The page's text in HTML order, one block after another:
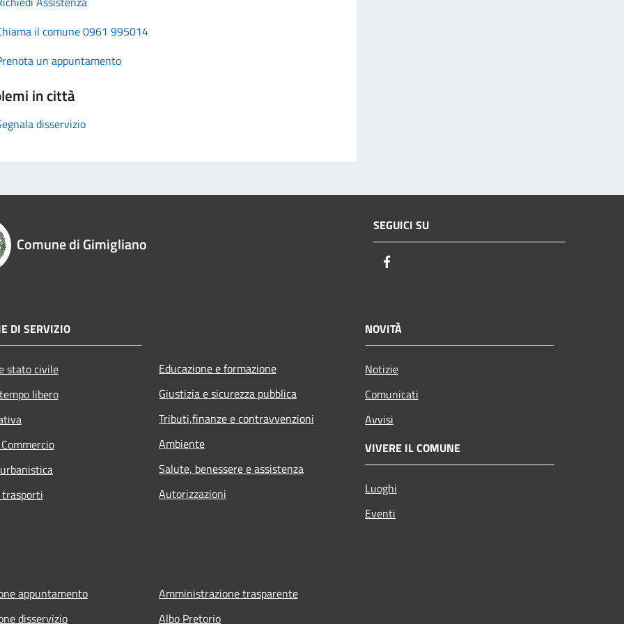
il comune 0961 995014
un appuntamento
in città
disservizio
Comune di Gimigliano
SEGUICI SU
DI SERVIZIO
stato civile
libero
Educazione e formazione
Giustizia e sicurezza pubblica
Tributi,finanze e contravvenzioni
Ambiente
Salute, benessere e assistenza
Autorizzazioni
NOVITÀ
Notizie
Comunicati
Avvisi
VIVERE IL COMUNE
Luoghi
Eventi
appuntamento
disservizio
Amministrazione trasparente
Albo Pretorio